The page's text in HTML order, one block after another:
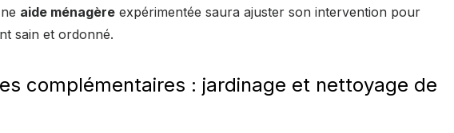
aide ménagère expérimentée saura ajuster son intervention pour
sain et ordonné.
complémentaires : jardinage et nettoyage de